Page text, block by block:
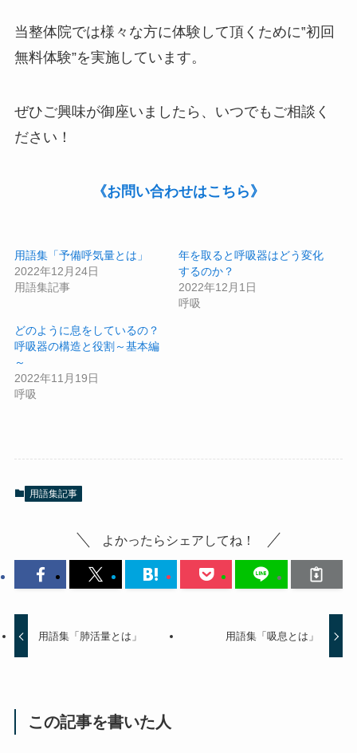
当整体院では様々な方に体験して頂くために‟初回
無料体験”を実施しています。
ぜひご興味が御座いましたら、いつでもご相談く
ださい！
《お問い合わせはこちら》
用語集「予備呼気量とは」
2022年12月24日
用語集記事
年を取ると呼吸器はどう変化
するのか？
2022年12月1日
呼吸
どのように息をしているの？
呼吸器の構造と役割～基本編
～
2022年11月19日
呼吸
用語集記事
よかったらシェアしてね！
用語集「肺活量とは」 用語集「吸息とは」
この記事を書いた人